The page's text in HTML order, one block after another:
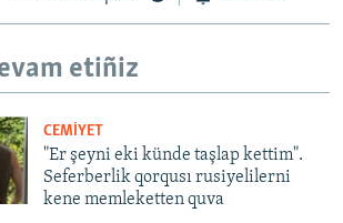
etiñiz
CEMİYET
"Er şeyni eki künde taşlap kettim".
Seferberlik qorqusı rusiyelilerni
kene memleketten quva